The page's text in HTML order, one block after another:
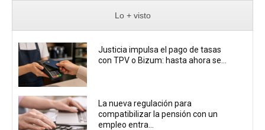
Lo + visto
Justicia impulsa el pago de tasas
con TPV o Bizum: hasta ahora se...
La nueva regulación para
compatibilizar la pensión con un
empleo entra...